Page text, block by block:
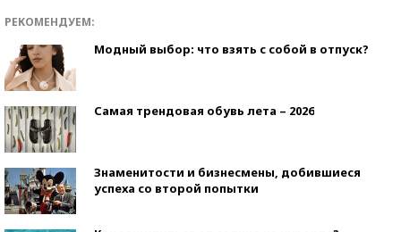
РЕКОМЕНДУЕМ:
Модный выбор: что взять с собой в отпуск?
Самая трендовая обувь лета – 2026
Знаменитости и бизнесмены, добившиеся
успеха со второй попытки